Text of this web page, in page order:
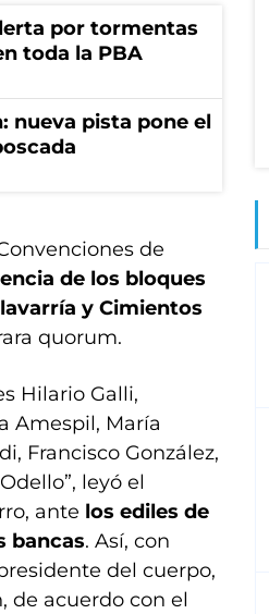
por tormentas
toda la PBA
nueva pista pone el
de
de los bloques
y Cimientos
quorum.
Hilario Galli,
Amespil, María
Francisco González,
leyó el
ante los ediles de
bancas. Así, con
del cuerpo,
de acuerdo con el